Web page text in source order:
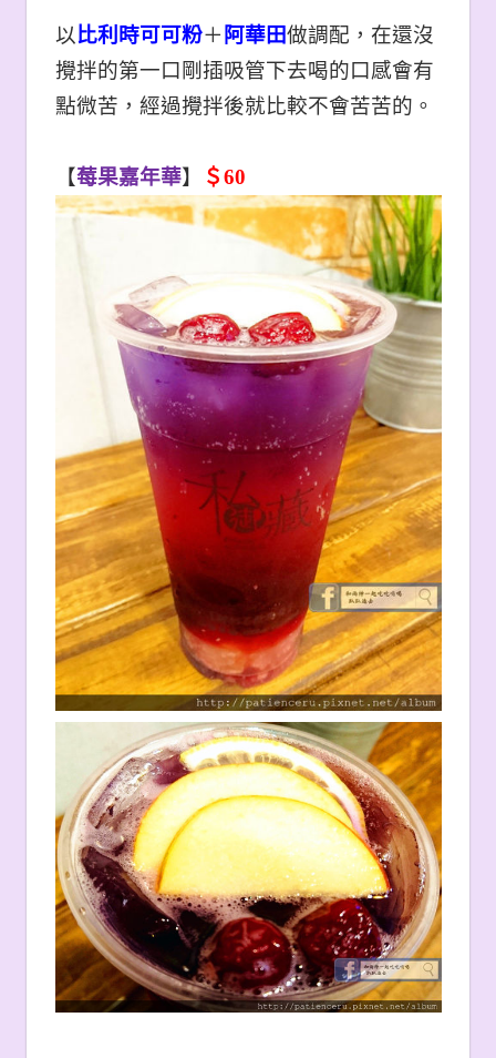
以比利時可可粉＋ 阿華田做調配，在還沒
攪拌的第一口剛插吸管下去喝的口感會有
點微苦，經過攪拌後就比較不會苦苦的。
【莓果嘉年華】 ＄60